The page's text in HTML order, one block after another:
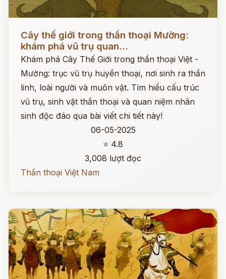
Cây thế giới trong thần thoại Mường:
khám phá vũ trụ quan...
Khám phá Cây Thế Giới trong thần thoại Việt -
Mường: trục vũ trụ huyền thoại, nơi sinh ra thần
linh, loài người và muôn vật. Tìm hiểu cấu trúc
vũ trụ, sinh vật thần thoại và quan niệm nhân
sinh độc đáo qua bài viết chi tiết này!
06-05-2025
⭐ 4.8
3,008 lượt đọc
Thần thoại Việt Nam